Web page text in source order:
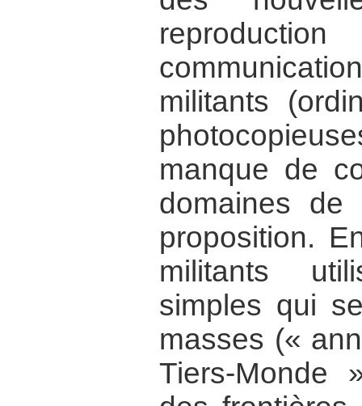
militants
manque de
domaines
proposition.
militants
simples qui
masses («
Tiers-Monde